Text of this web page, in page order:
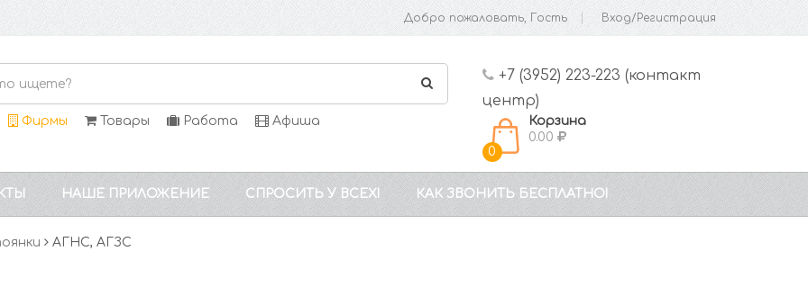
Добро пожаловать, Гость Вход/Регистрация
Фирмы Товары Работа Афиша
+7 (3952) 223-223 (контакт
центр)
0
Корзина
0.00
НАШЕ ПРИЛОЖЕНИЕ СПРОСИТЬ У ВСЕХ! КАК ЗВОНИТЬ БЕСПЛАТНО!
АГНС, АГЗС